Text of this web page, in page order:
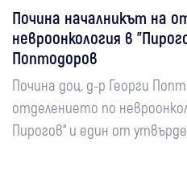
Почина началникът на
невроонкология в
Поптодоров
Почина доц. д-р Георги
отделението по
Пирогов“ и един от